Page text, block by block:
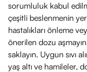
sorumluluk kabul
çeşitli beslenmenin
hastalıkları önleme
önerilen dozu
saklayın. Uygun sıvı
yaş altı ve hamileler,